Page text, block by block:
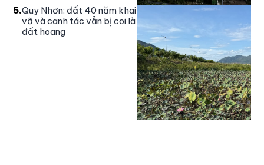
5.Quy Nhơn: đất 40 năm khai
vỡ và canh tác vẫn bị coi là
đất hoang